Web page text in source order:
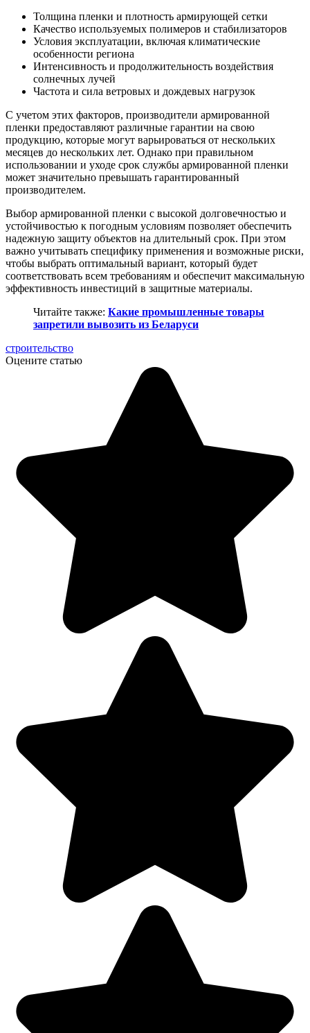
Толщина пленки и плотность армирующей сетки
Качество используемых полимеров и стабилизаторов
Условия эксплуатации, включая климатические
особенности региона
Интенсивность и продолжительность воздействия
солнечных лучей
Частота и сила ветровых и дождевых нагрузок
С учетом этих факторов, производители армированной
пленки предоставляют различные гарантии на свою
продукцию, которые могут варьироваться от нескольких
месяцев до нескольких лет. Однако при правильном
использовании и уходе срок службы армированной пленки
может значительно превышать гарантированный
производителем.
Выбор армированной пленки с высокой долговечностью и
устойчивостью к погодным условиям позволяет обеспечить
надежную защиту объектов на длительный срок. При этом
важно учитывать специфику применения и возможные риски,
чтобы выбрать оптимальный вариант, который будет
соответствовать всем требованиям и обеспечит максимальную
эффективность инвестиций в защитные материалы.
Читайте также: Какие промышленные товары
запретили вывозить из Беларуси
строительство
Оцените статью